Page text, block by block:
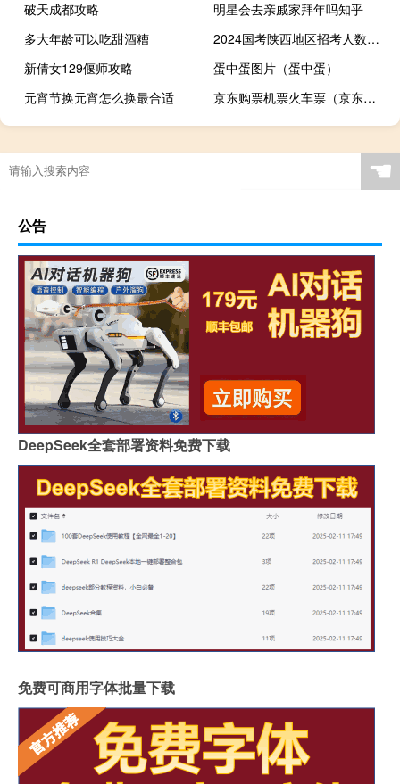
破天成都攻略
明星会去亲戚家拜年吗知乎
多大年龄可以吃甜酒糟
2024国考陕西地区招考人数最少岗位
新倩女129偃师攻略
蛋中蛋图片（蛋中蛋）
元宵节换元宵怎么换最合适
京东购票机票火车票（京东票务）
☚
公告
DeepSeek全套部署资料免费下载
免费可商用字体批量下载